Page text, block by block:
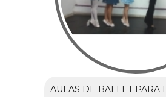
AULAS DE BALLET PARA